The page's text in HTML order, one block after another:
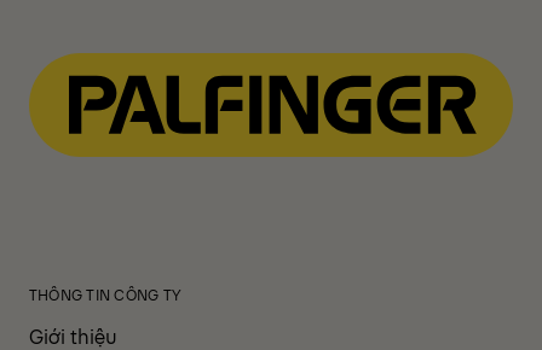
THÔNG TIN CÔNG TY
Giới thiệu